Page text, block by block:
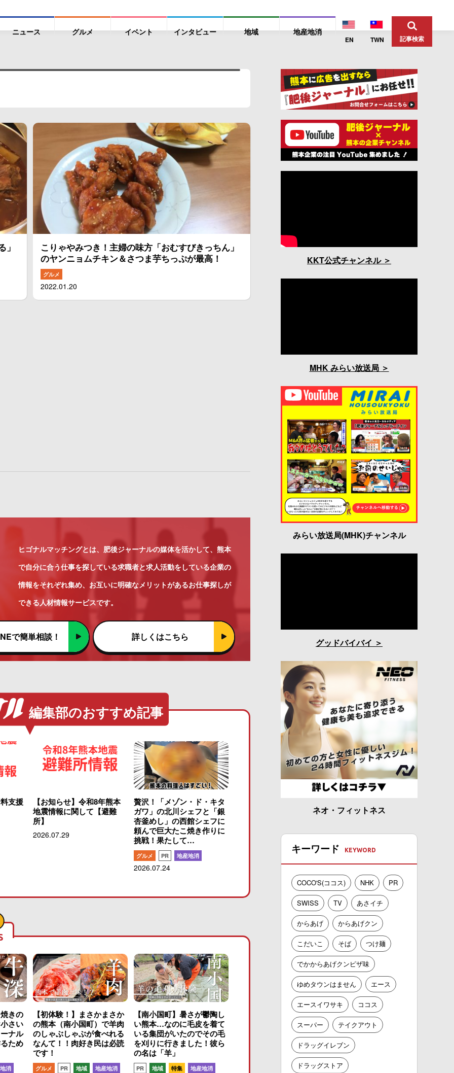
ニュース グルメ イベント インタビュー 地域 地産地消
EN TWN 記事検索
」
こりゃやみつき！主婦の味方「おむすびきっちん」
のヤンニョムチキン＆さつま芋ちっぷが最高！
グルメ
2022.01.20
ヒゴナルマッチングとは、肥後ジャーナルの媒体を活かして、熊本
で自分に合う仕事を探している求職者と求人活動をしている企業の
情報をそれぞれ集め、お互いに明確なメリットがあるお仕事探しが
できる人材情報サービスです。
で簡単相談！ 詳しくはこちら
編集部のおすすめ記事
支援
【お知らせ】令和8年熊本
地震情報に関して【避難
所】
2026.07.29
贅沢！「メゾン・ド・キタ
ガワ」の北川シェフと「銀
杏釜めし」の西館シェフに
頼んで巨大たこ焼き作りに
挑戦！果たして…
グルメ PR 地産地消
2026.07.24
きの
さい
ナル
ため
消
【初体験！】まさかまさか
の熊本（南小国町）で羊肉
のしゃぶしゃぶが食べれる
なんて！！肉好き民は必読
です！
グルメ PR 地域 地産地消
【南小国町】暑さが鬱陶し
い熊本…なのに毛皮を着て
いる集団がいたのでその毛
を刈りに行きました！彼ら
の名は「羊」
PR 地域 特集 地産地消
KKT公式チャンネル
MHK みらい放送局
みらい放送局(MHK)チャンネル
グッドバイバイ
ネオ・フィットネス
キーワード
COCO'S(ココス) NHK PR
SWISS TV あさイチ
からあげ からあげクン
こだいこ そば つけ麺
でかからあげクンピザ味
ゆめタウンはません エース
エースイワサキ ココス
スーパー テイクアウト
ドラッグイレブン
ドラッグストア